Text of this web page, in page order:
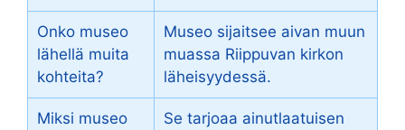
Onko museo
lähellä muita
kohteita?
Museo sijaitsee aivan muun
muassa Riippuvan kirkon
läheisyydessä.
Miksi museo
Se tarjoaa ainutlaatuisen